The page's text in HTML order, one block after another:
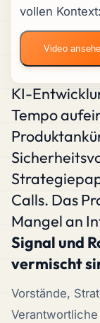
vollen
Video
KI-
Tempo
Calls. Das
Mangel an
Signal und
vermischt
Vorstände,